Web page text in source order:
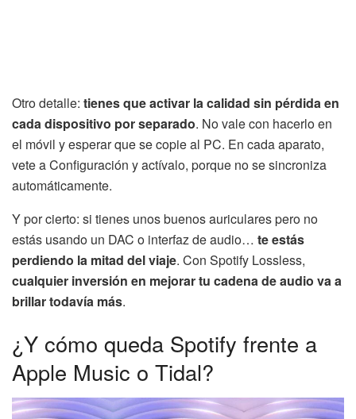
Otro detalle: tienes que activar la calidad sin pérdida en
cada dispositivo por separado. No vale con hacerlo en
el móvil y esperar que se copie al PC. En cada aparato,
vete a Configuración y actívalo, porque no se sincroniza
automáticamente.
Y por cierto: si tienes unos buenos auriculares pero no
estás usando un DAC o interfaz de audio… te estás
perdiendo la mitad del viaje. Con Spotify Lossless,
cualquier inversión en mejorar tu cadena de audio va a
brillar todavía más.
¿Y cómo queda Spotify frente a
Apple Music o Tidal?